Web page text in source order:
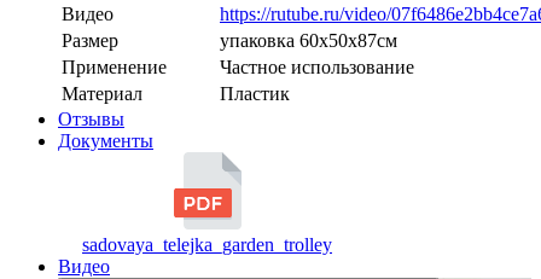
Видео
https://rutube.ru/video/
Размер
упаковка 60х50х87см
Применение
Частное использование
Материал
Пластик
Отзывы
Документы
sadovaya_telejka_garden_trolley
Видео